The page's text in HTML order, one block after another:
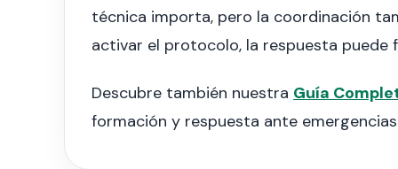
técnica importa, pero la coordinación
activar el protocolo, la respuesta puede
Descubre también nuestra Guía
formación y respuesta ante